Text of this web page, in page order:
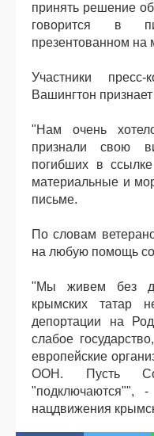
принять решение
говорится в
презентованном на
Участники
Вашингтон
"Нам очень
признали свою
погибших в
материальные и
письме.
По словам
на любую помощь
"Мы живем без
крымских татар
депортации на
слабое
европейские
ООН. Пусть
"подключаются"",
нацдвижения